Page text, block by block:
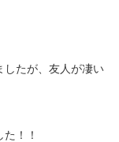
したが、友人が凄い
！！